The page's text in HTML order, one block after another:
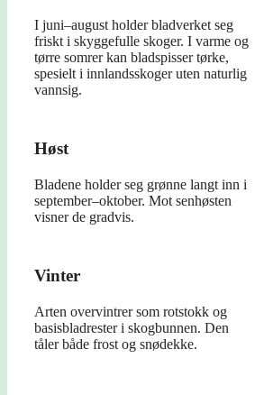
I juni–august holder bladverket seg
friskt i skyggefulle skoger. I varme og
tørre somrer kan bladspisser tørke,
spesielt i innlandsskoger uten naturlig
vannsig.
Høst
Bladene holder seg grønne langt inn i
september–oktober. Mot senhøsten
visner de gradvis.
Vinter
Arten overvintrer som rotstokk og
basisbladrester i skogbunnen. Den
tåler både frost og snødekke.